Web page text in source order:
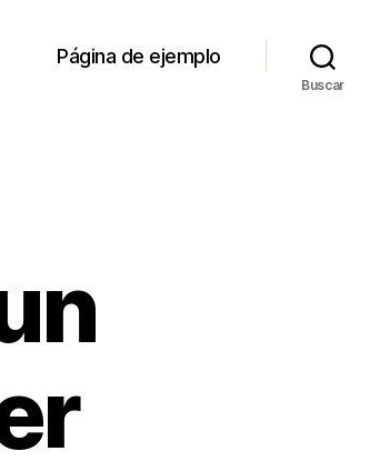
Página de ejemplo
Buscar